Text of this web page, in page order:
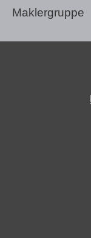
Maklergruppe